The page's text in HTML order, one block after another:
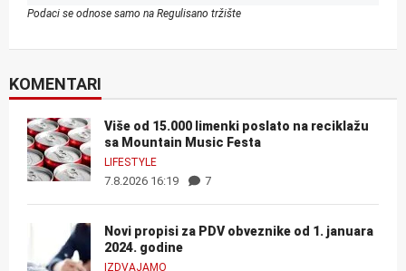
Podaci se odnose samo na Regulisano tržište
KOMENTARI
Više od 15.000 limenki poslato na reciklažu
sa Mountain Music Festa
LIFESTYLE
7.8.2026 16:19 7
Novi propisi za PDV obveznike od 1. januara
2024. godine
IZDVAJAMO